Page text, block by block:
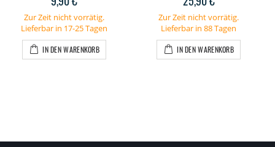
Zur Zeit nicht vorrätig.
Lieferbar in 17-25 Tagen
IN DEN WARENKORB
Zur Zeit nicht vorrätig.
Lieferbar in 88 Tagen
IN DEN WARENKORB